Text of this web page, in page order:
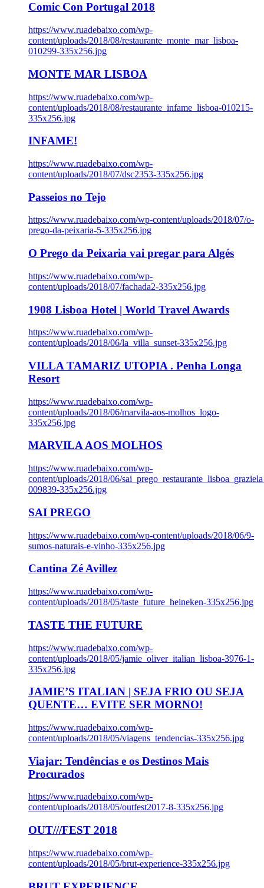
Comic Con Portugal 2018
https://www.ruadebaixo.com/wp-
content/uploads/2018/08/restaurante_monte_mar_lisboa-
010299-335x256.jpg
MONTE MAR LISBOA
https://www.ruadebaixo.com/wp-
content/uploads/2018/08/restaurante_infame_lisboa-010215-
335x256.jpg
INFAME!
https://www.ruadebaixo.com/wp-
content/uploads/2018/07/dsc2353-335x256.jpg
Passeios no Tejo
https://www.ruadebaixo.com/wp-content/uploads/2018/07/o-
prego-da-peixaria-5-335x256.jpg
O Prego da Peixaria vai pregar para Algés
https://www.ruadebaixo.com/wp-
content/uploads/2018/07/fachada2-335x256.jpg
1908 Lisboa Hotel | World Travel Awards
https://www.ruadebaixo.com/wp-
content/uploads/2018/06/la_villa_sunset-335x256.jpg
VILLA TAMARIZ UTOPIA . Penha Longa
Resort
https://www.ruadebaixo.com/wp-
content/uploads/2018/06/marvila-aos-molhos_logo-
335x256.jpg
MARVILA AOS MOLHOS
https://www.ruadebaixo.com/wp-
content/uploads/2018/06/
009839-335x256.jpg
SAI PREGO
https://www.ruadebaixo.com/wp-content/uploads/2018/06/9-
sumos-naturais-e-vinho-335x256.jpg
Cantina Zé Avillez
https://www.ruadebaixo.com/wp-
content/uploads/2018/05/taste_future_heineken-335x256.jpg
TASTE THE FUTURE
https://www.ruadebaixo.com/wp-
content/uploads/2018/05/jamie_oliver_italian_lisboa-3976-1-
335x256.jpg
JAMIE’S ITALIAN | SEJA FRIO OU SEJA
QUENTE… EVITE SER MORNO!
https://www.ruadebaixo.com/wp-
content/uploads/2018/05/viagens_tendencias-335x256.jpg
Viajar: Tendências e os Destinos Mais
Procurados
https://www.ruadebaixo.com/wp-
content/uploads/2018/05/outfest2017-8-335x256.jpg
OUT///FEST 2018
https://www.ruadebaixo.com/wp-
content/uploads/2018/05/brut-experience-335x256.jpg